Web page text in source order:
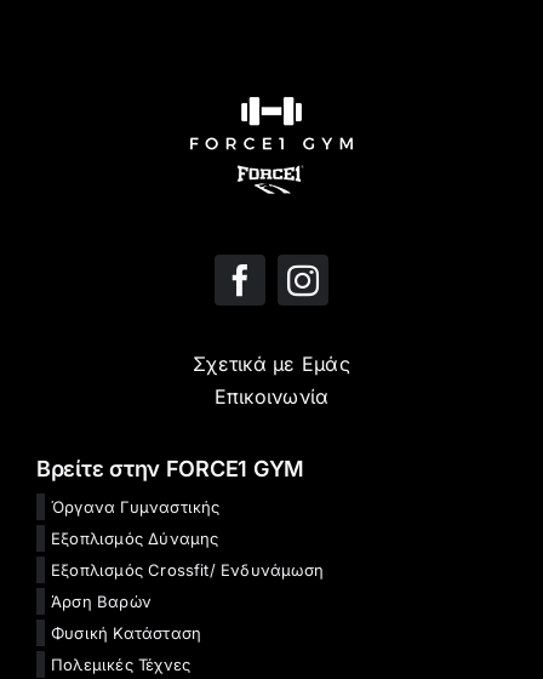
Σχετικά με Εμάς
Επικοινωνία
Βρείτε στην FORCE1 GYM
Όργανα Γυμναστικής
Εξοπλισμός Δύναμης
Εξοπλισμός Crossfit/ Ενδυνάμωση
Άρση Βαρών
Φυσική Κατάσταση
Πολεμικές Τέχνες